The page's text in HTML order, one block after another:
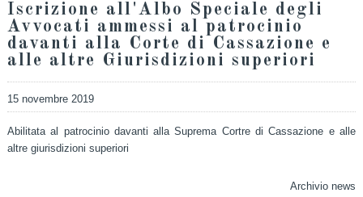
Iscrizione all'Albo Speciale degli
Avvocati ammessi al patrocinio
davanti alla Corte di Cassazione e
alle altre Giurisdizioni superiori
15 novembre 2019
Abilitata al patrocinio davanti alla Suprema Cortre di Cassazione e alle
altre giurisdizioni superiori
Archivio news